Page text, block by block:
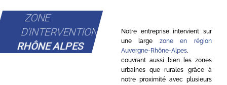
ZONE
D'INTERVENTION
RHÔNE ALPES
Notre entreprise intervient sur
une large zone en région
Auvergne-Rhône-Alpes,
couvrant aussi bien les zones
urbaines que rurales grâce à
notre proximité avec plusieurs